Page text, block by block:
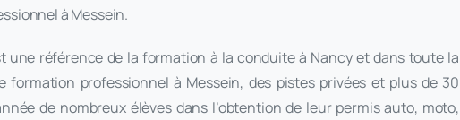
à Messein.
une référence de la formation à la conduite à Nancy et dans toute la
formation professionnel à Messein, des pistes privées et plus de 30
de nombreux élèves dans l’obtention de leur permis auto, moto,